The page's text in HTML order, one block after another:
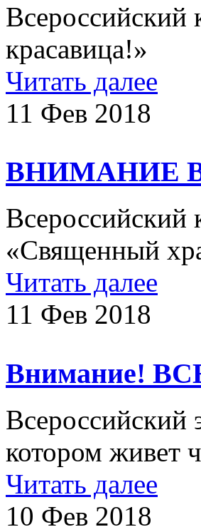
Всероссийский
красавица!»
Читать далее
11 Фев 2018
ВНИМАНИЕ
«Священный
Читать далее
11 Фев 2018
Внимание!
Всероссийский
котором живет
Читать далее
10 Фев 2018